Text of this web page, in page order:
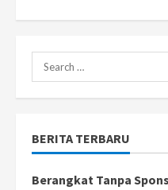
dengan
Search
for:
BERITA TERBARU
Berangkat Tanpa